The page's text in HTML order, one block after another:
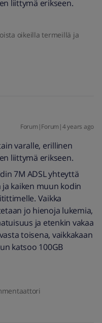
liittymä erikseen.
oikeilla termeillä ja
Forum|Forum|4 years ago
varalle, erillinen
liittymä erikseen.
7M ADSL yhteyttä
kaiken muun kodin
Vaikka
jo hienoja lukemia,
ja etenkin vakaa
toisena, vaikkakaan
katsoo 100GB